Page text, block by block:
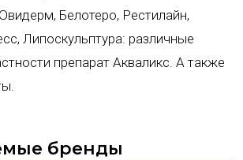
Белотеро, Рестилайн,
Липоскульптура: различные
препарат Акваликс. А также
бренды